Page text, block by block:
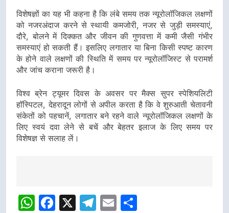
विशेषज्ञों का यह भी कहना है कि लंबे समय तक न्यूरोलॉजिकल लक्षणों
को नजरअंदाज करने से स्थायी कमजोरी, नजर से जुड़ी समस्याएं,
दौरे, बोलने में दिक्कत और जीवन की गुणवत्ता में कमी जैसी गंभीर
समस्याएं हो सकती हैं। इसलिए लगातार या बिना किसी स्पष्ट कारण
के होने वाले लक्षणों की स्थिति में समय पर न्यूरोलॉजिस्ट से परामर्श
और जांच कराना जरूरी है।
विश्व ब्रेन ट्यूमर दिवस के अवसर पर मैक्स सुपर स्पेशियलिटी
हॉस्पिटल, देहरादून लोगों से अपील करता है कि वे शुरुआती चेतावनी
संकेतों को पहचानें, लगातार बने रहने वाले न्यूरोलॉजिकल लक्षणों के
लिए स्वयं दवा लेने से बचें और बेहतर इलाज के लिए समय पर
विशेषज्ञ से सलाह लें।
navigation
WhatsApp
Facebook
X Telegram
Email